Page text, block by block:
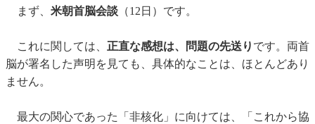
まず、 米朝首脳会談 （12日）です。
これに関しては、 正直な感想は、問題の先送り です。両首
脳が署名した声明を見ても、具体的なことは、ほとんどあり
ません。
最大の関心であった「非核化」に向けては、「これから協